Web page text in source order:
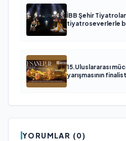
İBB Şehir
tiyatroseverlerle
15.Uluslararası
yarışmasının
YORUMLAR (0)